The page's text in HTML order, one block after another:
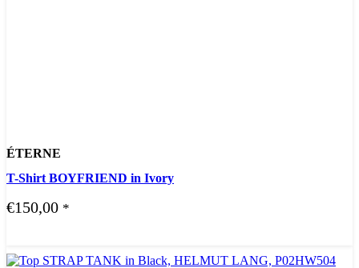
ÉTERNE
T-Shirt BOYFRIEND in Ivory
€150,00 *